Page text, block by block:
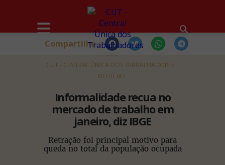
HOME
CUT - CENTRAL ÚNICA DOS TRABALHADORES
NOTÍCIAS
Informalidade recua no
mercado de trabalho em
janeiro, diz IBGE
Retração foi principal motivo para
queda no total da população ocupada
Compartilhe